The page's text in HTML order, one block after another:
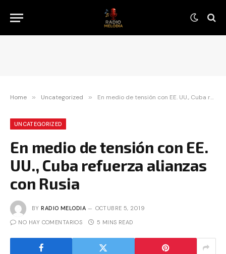
Home » Uncategorized » En medio de tensión con EE. UU., Cuba refuerza alianzas con Rusia
UNCATEGORIZED
En medio de tensión con EE.
UU., Cuba refuerza alianzas
con Rusia
BY RADIO MELODIA OCTUBRE 5, 2019
NO HAY COMENTARIOS 5 MINS READ